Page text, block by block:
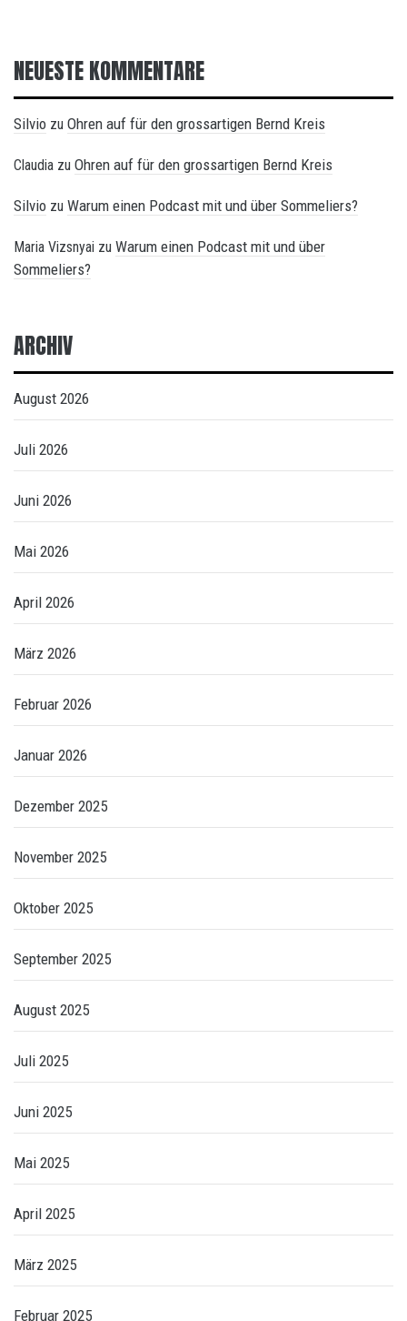
NEUESTE KOMMENTARE
Silvio zu Ohren auf für den grossartigen Bernd Kreis
Claudia zu Ohren auf für den grossartigen Bernd Kreis
Silvio zu Warum einen Podcast mit und über Sommeliers?
Maria Vizsnyai zu Warum einen Podcast mit und über
Sommeliers?
ARCHIV
August 2026
Juli 2026
Juni 2026
Mai 2026
April 2026
März 2026
Februar 2026
Januar 2026
Dezember 2025
November 2025
Oktober 2025
September 2025
August 2025
Juli 2025
Juni 2025
Mai 2025
April 2025
März 2025
Februar 2025